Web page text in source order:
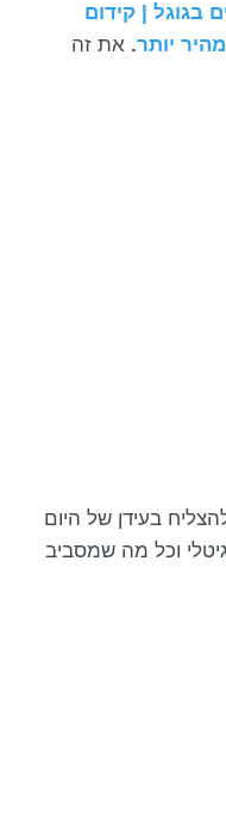
בגוגל | קידום
. את זה
בעידן של היום
וכל מה שמסביב